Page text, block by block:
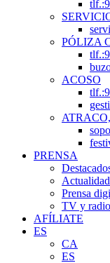
PÓLIZA
ACOSO
PRENSA
Actualidad
Prensa
TV y radio
AFÍLIATE
ES
CA
ES